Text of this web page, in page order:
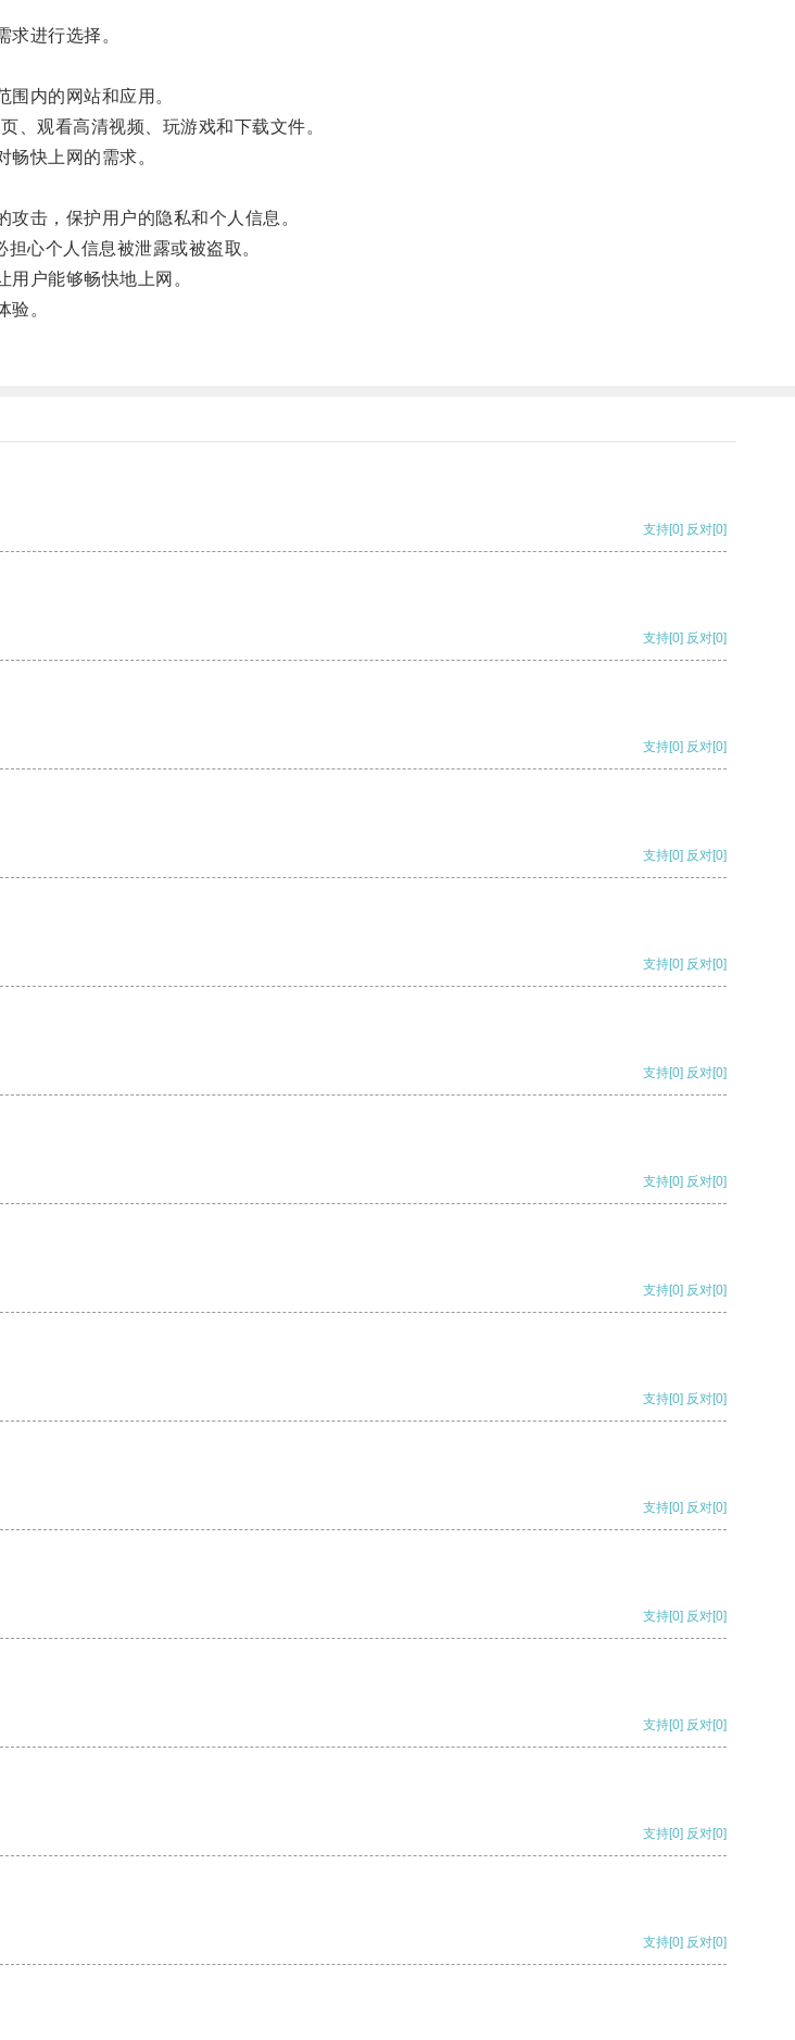
进行选择。
内的网站和应用。
观看高清视频、玩游戏和下载文件。
快上网的需求。
击，保护用户的隐私和个人信息。
心个人信息被泄露或被盗取。
户能够畅快地上网。
。
支持[0] 反对[0]
支持[0] 反对[0]
支持[0] 反对[0]
支持[0] 反对[0]
支持[0] 反对[0]
支持[0] 反对[0]
支持[0] 反对[0]
支持[0] 反对[0]
支持[0] 反对[0]
支持[0] 反对[0]
支持[0] 反对[0]
支持[0] 反对[0]
支持[0] 反对[0]
支持[0] 反对[0]